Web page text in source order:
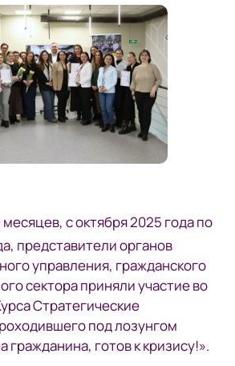
с октября 2025 года по
представители органов
управления, гражданского
сектора приняли участие во
Стратегические
под лозунгом
гражданина, готов к кризису!».